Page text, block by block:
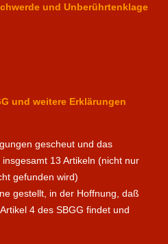
und Unberührtenklage
und weitere Erklärungen
gescheut und das
13 Artikeln (nicht nur
gefunden wird)
gestellt, in der Hoffnung, daß
4 des SBGG findet und